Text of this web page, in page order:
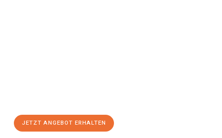
JETZT ANGEBOT ERHALTEN